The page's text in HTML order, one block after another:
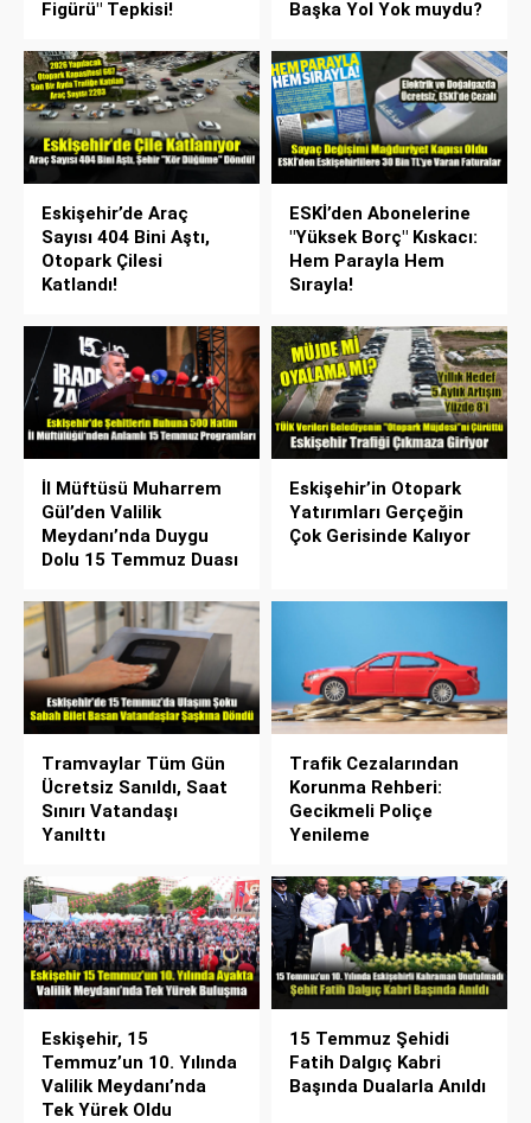
Figürü" Tepkisi!
Başka Yol Yok muydu?
Eskişehir’de Araç
Sayısı 404 Bini Aştı,
Otopark Çilesi
Katlandı!
ESKİ’den Abonelerine
"Yüksek Borç" Kıskacı:
Hem Parayla Hem
Sırayla!
İl Müftüsü Muharrem
Gül’den Valilik
Meydanı’nda Duygu
Dolu 15 Temmuz Duası
Eskişehir’in Otopark
Yatırımları Gerçeğin
Çok Gerisinde Kalıyor
Tramvaylar Tüm Gün
Ücretsiz Sanıldı, Saat
Sınırı Vatandaşı
Yanılttı
Trafik Cezalarından
Korunma Rehberi:
Gecikmeli Poliçe
Yenileme
Eskişehir, 15
Temmuz’un 10. Yılında
Valilik Meydanı’nda
Tek Yürek Oldu
15 Temmuz Şehidi
Fatih Dalgıç Kabri
Başında Dualarla Anıldı